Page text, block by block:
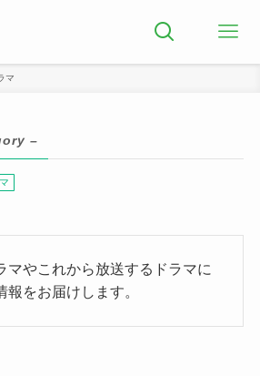
マ
–
マやこれから放送するドラマに
をお届けします。